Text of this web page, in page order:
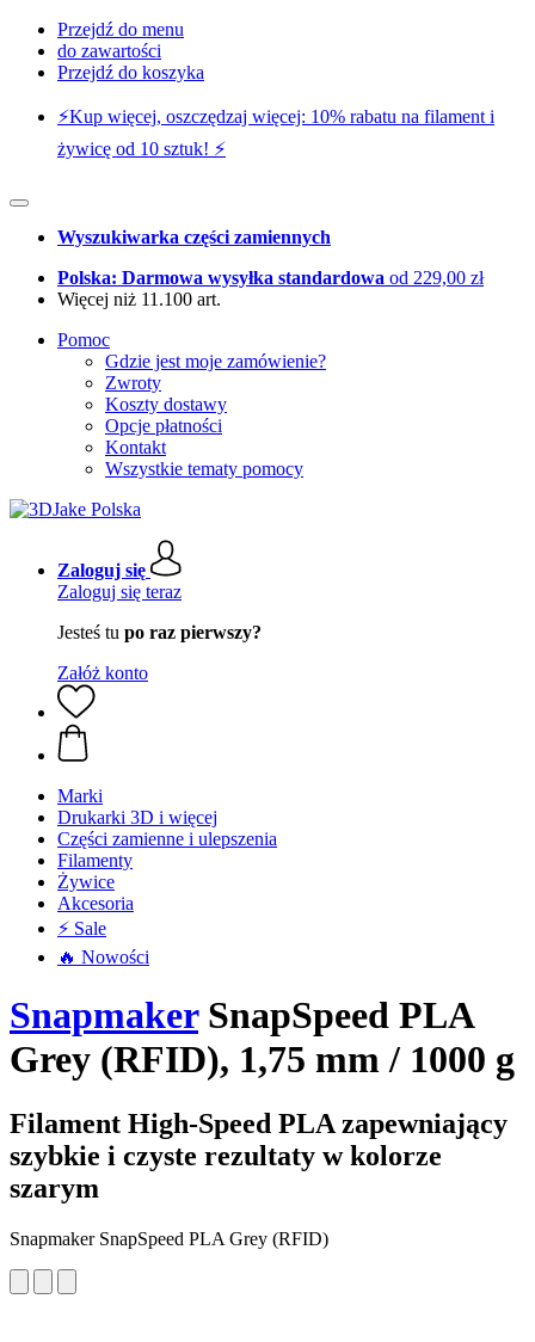
Przejdź do menu
do zawartości
Przejdź do koszyka
⚡️Kup więcej, oszczędzaj więcej: 10% rabatu na filament i
żywicę od 10 sztuk! ⚡️
Wyszukiwarka części zamiennych
Polska: Darmowa wysyłka standardowa od 229,00 zł
Więcej niż 11.100 art.
Pomoc
Gdzie jest moje zamówienie?
Zwroty
Koszty dostawy
Opcje płatności
Kontakt
Wszystkie tematy pomocy
Zaloguj się
Zaloguj się teraz
Jesteś tu po raz pierwszy?
Załóż konto
Marki
Drukarki 3D i więcej
Części zamienne i ulepszenia
Filamenty
Żywice
Akcesoria
⚡ Sale
🔥 Nowości
SnapmakerSnapSpeed PLA
Grey (RFID), 1,75 mm / 1000 g
Filament High-Speed PLA zapewniający
szybkie i czyste rezultaty w kolorze
szarym
Snapmaker SnapSpeed PLA Grey (RFID)